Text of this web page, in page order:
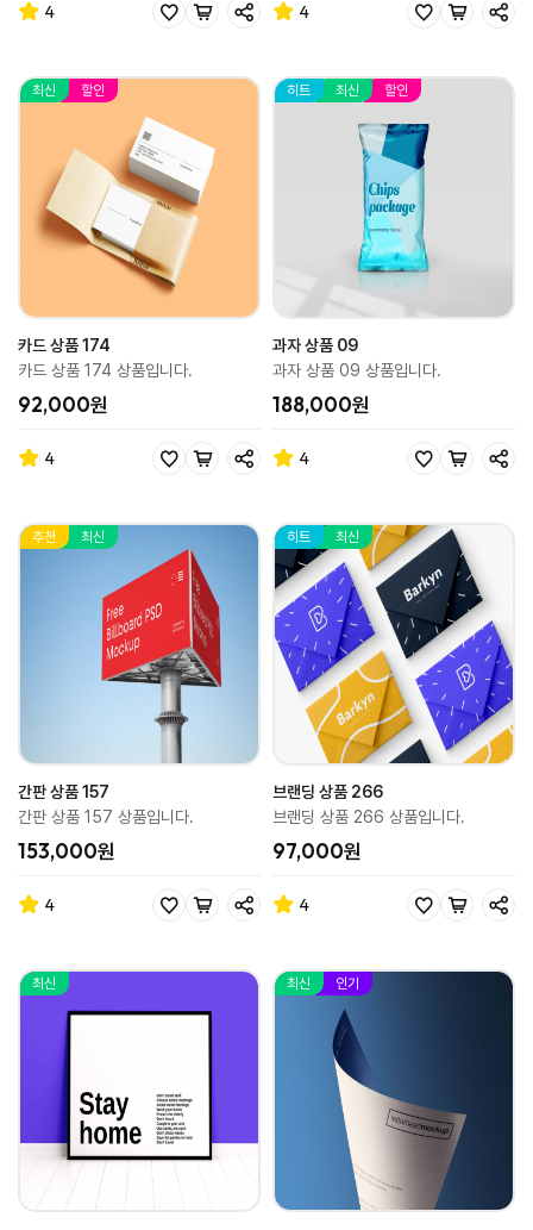
4 4
최신 할인
카드 상품 174
카드 상품 174 상품입니다.
92,000원
4
히트 최신 할인
과자 상품 09
과자 상품 09 상품입니다.
188,000원
4
추천 최신
간판 상품 157
간판 상품 157 상품입니다.
153,000원
4
히트 최신
브랜딩 상품 266
브랜딩 상품 266 상품입니다.
97,000원
4
최신 최신 인기